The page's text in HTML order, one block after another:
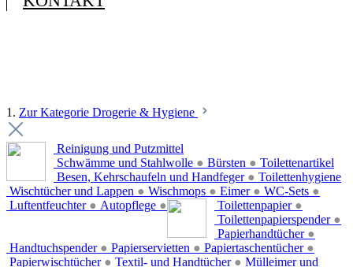
1. Zur Kategorie Drogerie & Hygiene
Reinigung und Putzmittel
Schwämme und Stahlwolle ● Bürsten ●
Besen, Kehrschaufeln und Handfeger ●
Wischtücher und Lappen ● Wischmops ● Eimer ● WC-Sets ●
Luftentfeuchter ● Autopflege ●
Toilettenartikel
Toilettenpapier ●
Toilettenpapierspender ●
Papierhandtücher ●
Handtuchspender ● Papierservietten ● Papiertaschentücher ●
Papierwischtücher ● Textil- und Handtücher ●
Toilettenhygiene
Mülleimer und